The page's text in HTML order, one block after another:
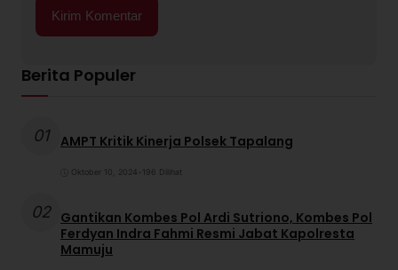
Berita Populer
01 AMPT Kritik Kinerja Polsek Tapalang
Oktober 10, 2024 196 Dilihat
02 Gantikan Kombes Pol Ardi Sutriono, Kombes Pol
Ferdyan Indra Fahmi Resmi Jabat Kapolresta
Mamuju